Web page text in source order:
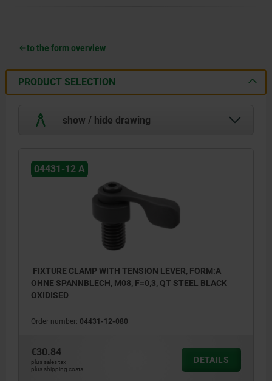
to the form overview
PRODUCT SELECTION
show / hide drawing
04431-12 A
FIXTURE CLAMP WITH TENSION LEVER, FORM:A
OHNE SPANNBLECH, M08, F=0,3, QT STEEL BLACK
OXIDISED
Order number: 04431-12-080
€30.84
plus sales tax
plus shipping costs
DETAILS